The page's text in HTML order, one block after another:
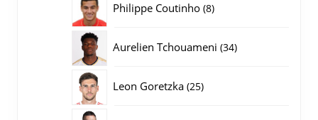
Philippe Coutinho 88
Aurelien Tchouameni 3434
Leon Goretzka 2525